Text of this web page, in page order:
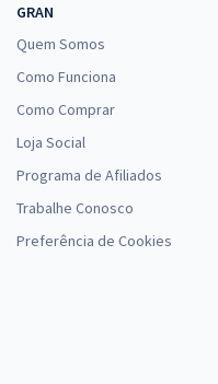
GRAN
Quem Somos
Como Funciona
Como Comprar
Loja Social
Programa de Afiliados
Trabalhe Conosco
Preferência de Cookies